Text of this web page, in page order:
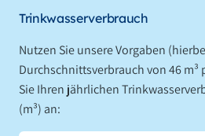
Trinkwasserverbrauch
Nutzen Sie unsere Vorgaben
Durchschnittsverbrauch von 46 m³
Sie Ihren jährlichen
(m³) an: